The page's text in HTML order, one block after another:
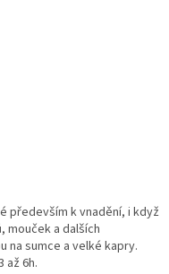
především k vnadění, i když
mouček a dalších
na sumce a velké kapry.
až 6h.